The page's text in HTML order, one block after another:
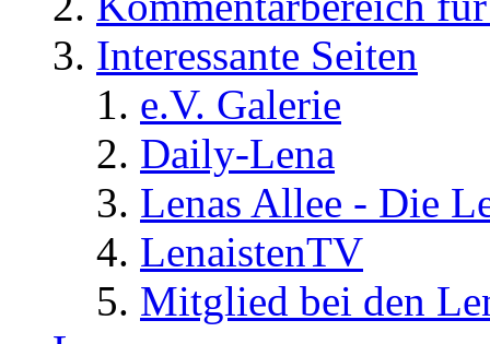
Interessante Seiten
e.V. Galerie
Daily-Lena
Lenas Allee - Die
LenaistenTV
Mitglied bei den